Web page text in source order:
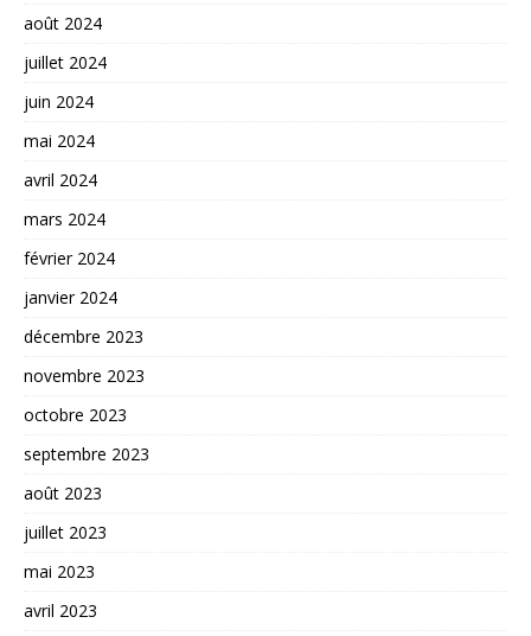
août 2024
juillet 2024
juin 2024
mai 2024
avril 2024
mars 2024
février 2024
janvier 2024
décembre 2023
novembre 2023
octobre 2023
septembre 2023
août 2023
juillet 2023
mai 2023
avril 2023